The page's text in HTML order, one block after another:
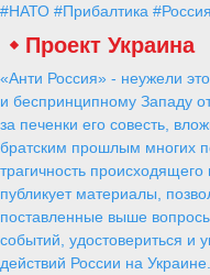
#НАТО #Прибалтика #Россия
Проект Украина
«Анти Россия» - неужели
и беспринципному Западу
за печенки его совесть,
братским прошлым многих
трагичность
публикует материалы,
поставленные выше
событий, удостовериться и
действий России на Украине.